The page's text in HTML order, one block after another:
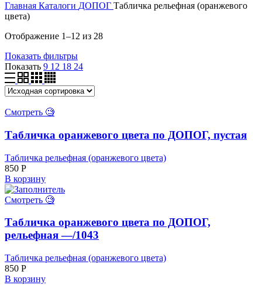
Главная Каталоги ДОПОГ Табличка рельефная (оранжевого
цвета)
Отображение 1–12 из 28
Показать фильтры
Показать 9 12 18 24
Смотреть 🧐
Табличка оранжевого цвета по ДОПОГ, пустая
Табличка рельефная (оранжевого цвета)
850 Р
В корзину
Смотреть 🧐
Табличка оранжевого цвета по ДОПОГ,
рельефная —/1043
Табличка рельефная (оранжевого цвета)
850 Р
В корзину